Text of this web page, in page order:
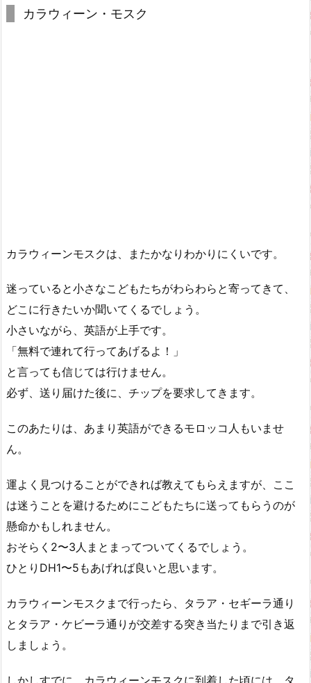
カラウィーン・モスク
カラウィーンモスクは、またかなりわかりにくいです。
迷っていると小さなこどもたちがわらわらと寄ってきて、
どこに行きたいか聞いてくるでしょう。
小さいながら、英語が上手です。
「無料で連れて行ってあげるよ！」
と言っても信じては行けません。
必ず、送り届けた後に、チップを要求してきます。
このあたりは、あまり英語ができるモロッコ人もいませ
ん。
運よく見つけることができれば教えてもらえますが、ここ
は迷うことを避けるためにこどもたちに送ってもらうのが
懸命かもしれません。
おそらく2〜3人まとまってついてくるでしょう。
ひとりDH1〜5もあげれば良いと思います。
カラウィーンモスクまで行ったら、タラア・セギーラ通り
とタラア・ケビーラ通りが交差する突き当たりまで引き返
しましょう。
しかしすでに、カラウィーンモスクに到着した頃には、タ